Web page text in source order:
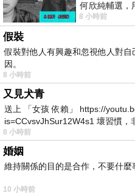
何欣純輔選，
罵她施政滿意
8 小時前
假裝
假裝對他人有興趣和忽視他人對
因。
8 小時前
又見犬青
送上 「女孩 依賴」 https://
is=CCvsvJhSur12W4s1 壞習慣，
我害怕的
8 小時前
婚姻
維持關係的目的是合作，不要什麼
10 小時前